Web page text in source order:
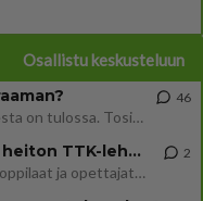
Osallistu keskusteluun
Uusi draamasarja järkyttävästä tapauksesta on tulossa. Tositapahtumiin perustuva sarja ammentaa vuoden 1986 Mikkelin pan
46
Ernest Lawson täräytti erikoisen heiton TTK-lehdistötilaisuudessa: " Onko tässä tarkoituksena...?"
Ernest Lawson esitteli uudet TTK-tähtioppilaat ja opettajat torstaina 6.8. lehdistölle. Tulevalla kaudella on yksi hausk
2